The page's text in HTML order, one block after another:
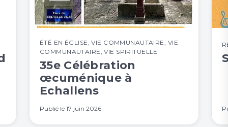
ÉTÉ EN ÉGLISE,VIE COMMUNAUTAIRE, VIE
COMMUNAUTAIRE,VIE SPIRITUELLE
35e Célébration
œcuménique à
Echallens
Publié le 17 juin 2026